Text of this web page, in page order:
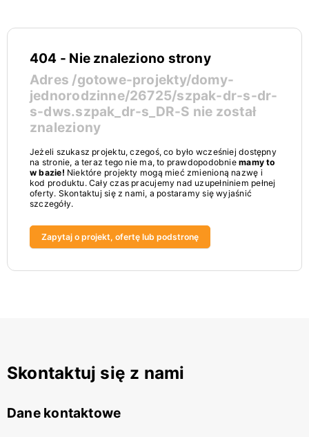
404 - Nie znaleziono strony
Adres /gotowe-projekty/domy-
jednorodzinne/26725/szpak-dr-s-dr-
s-dws.szpak_dr-s_DR-S nie został
znaleziony
Jeżeli szukasz projektu, czegoś, co było wcześniej dostępny
na stronie, a teraz tego nie ma, to prawdopodobniemamy to
w bazie! Niektóre projekty mogą mieć zmienioną nazwę i
kod produktu. Cały czas pracujemy nad uzupełniniem pełnej
oferty. Skontaktuj się z nami, a postaramy się wyjaśnić
szczegóły.
Zapytaj o projekt, ofertę lub podstronę
Skontaktuj się z nami
Dane kontaktowe